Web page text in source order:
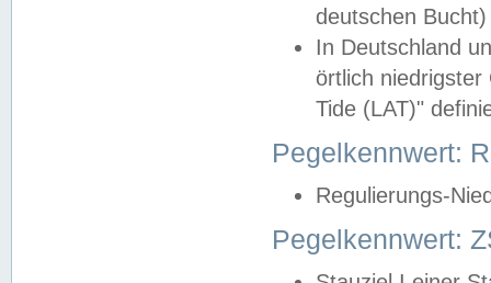
deutschen
In Deutschland
örtlich
Tide (LAT)"
Pegelkennwert:
Regulierungs-
Pegelkennwert: